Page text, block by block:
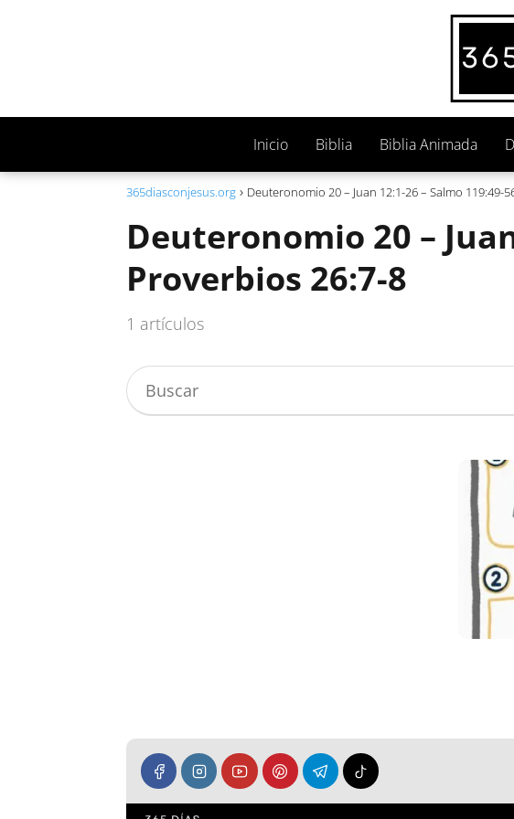
Inicio Biblia Biblia Animada
365diasconjesus.org Deuteronomio 20 – Juan 12:1-26 – Salmo 119:49-
Deuteronomio 20 –
Proverbios 26:7-8
1 artículos